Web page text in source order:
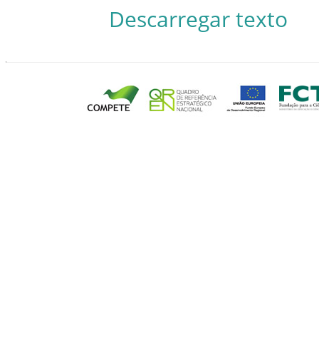
Descarregar texto